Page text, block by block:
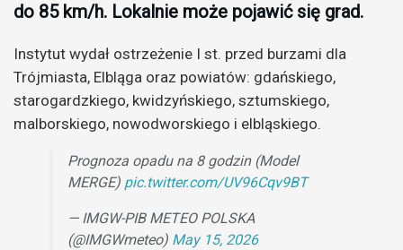
do 85 km/h. Lokalnie może pojawić się grad.
Instytut wydał ostrzeżenie I st. przed burzami dla
Trójmiasta, Elbląga oraz powiatów: gdańskiego,
starogardzkiego, kwidzyńskiego, sztumskiego,
malborskiego, nowodworskiego i elbląskiego.
Prognoza opadu na 8 godzin (Model
MERGE) pic.twitter.com/UV96Cqv9BT
— IMGW-PIB METEO POLSKA
(@IMGWmeteo) May 15, 2026